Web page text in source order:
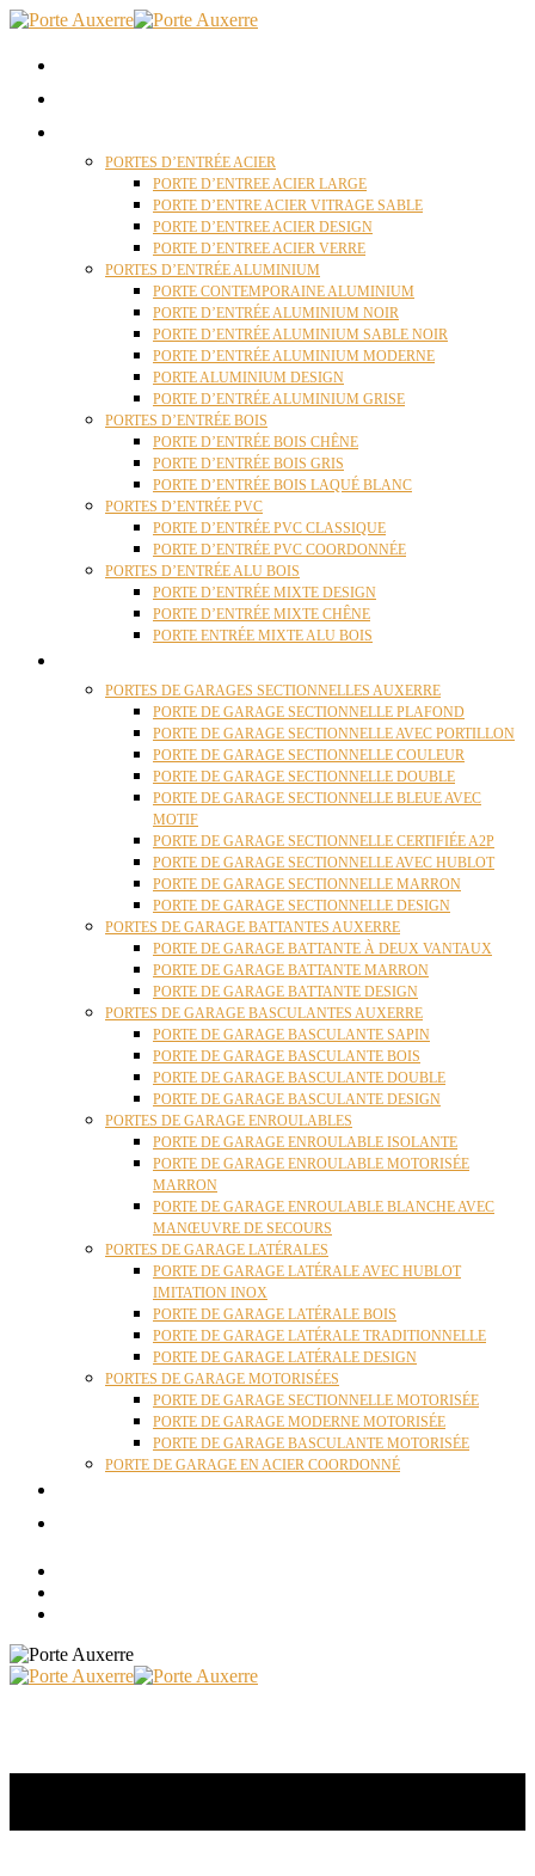
PORTES D’ENTRÉE ACIER
PORTE D’ENTREE ACIER LARGE
PORTE D’ENTRE ACIER VITRAGE SABLE
PORTE D’ENTREE ACIER DESIGN
PORTE D’ENTREE ACIER VERRE
PORTES D’ENTRÉE ALUMINIUM
PORTE CONTEMPORAINE ALUMINIUM
PORTE D’ENTRÉE ALUMINIUM NOIR
PORTE D’ENTRÉE ALUMINIUM SABLE NOIR
PORTE D’ENTRÉE ALUMINIUM MODERNE
PORTE ALUMINIUM DESIGN
PORTE D’ENTRÉE ALUMINIUM GRISE
PORTES D’ENTRÉE BOIS
PORTE D’ENTRÉE BOIS CHÊNE
PORTE D’ENTRÉE BOIS GRIS
PORTE D’ENTRÉE BOIS LAQUÉ BLANC
PORTES D’ENTRÉE PVC
PORTE D’ENTRÉE PVC CLASSIQUE
PORTE D’ENTRÉE PVC COORDONNÉE
PORTES D’ENTRÉE ALU BOIS
PORTE D’ENTRÉE MIXTE DESIGN
PORTE D’ENTRÉE MIXTE CHÊNE
PORTE ENTRÉE MIXTE ALU BOIS
PORTES DE GARAGES SECTIONNELLES AUXERRE
PORTE DE GARAGE SECTIONNELLE PLAFOND
PORTE DE GARAGE SECTIONNELLE AVEC PORTILLON
PORTE DE GARAGE SECTIONNELLE COULEUR
PORTE DE GARAGE SECTIONNELLE DOUBLE
PORTE DE GARAGE SECTIONNELLE BLEUE AVEC
MOTIF
PORTE DE GARAGE SECTIONNELLE CERTIFIÉE A2P
PORTE DE GARAGE SECTIONNELLE AVEC HUBLOT
PORTE DE GARAGE SECTIONNELLE MARRON
PORTE DE GARAGE SECTIONNELLE DESIGN
PORTES DE GARAGE BATTANTES AUXERRE
PORTE DE GARAGE BATTANTE À DEUX VANTAUX
PORTE DE GARAGE BATTANTE MARRON
PORTE DE GARAGE BATTANTE DESIGN
PORTES DE GARAGE BASCULANTES AUXERRE
PORTE DE GARAGE BASCULANTE SAPIN
PORTE DE GARAGE BASCULANTE BOIS
PORTE DE GARAGE BASCULANTE DOUBLE
PORTE DE GARAGE BASCULANTE DESIGN
PORTES DE GARAGE ENROULABLES
PORTE DE GARAGE ENROULABLE ISOLANTE
PORTE DE GARAGE ENROULABLE MOTORISÉE
MARRON
PORTE DE GARAGE ENROULABLE BLANCHE AVEC
MANŒUVRE DE SECOURS
PORTES DE GARAGE LATÉRALES
PORTE DE GARAGE LATÉRALE AVEC HUBLOT
IMITATION INOX
PORTE DE GARAGE LATÉRALE BOIS
PORTE DE GARAGE LATÉRALE TRADITIONNELLE
PORTE DE GARAGE LATÉRALE DESIGN
PORTES DE GARAGE MOTORISÉES
PORTE DE GARAGE SECTIONNELLE MOTORISÉE
PORTE DE GARAGE MODERNE MOTORISÉE
PORTE DE GARAGE BASCULANTE MOTORISÉE
PORTE DE GARAGE EN ACIER COORDONNÉ